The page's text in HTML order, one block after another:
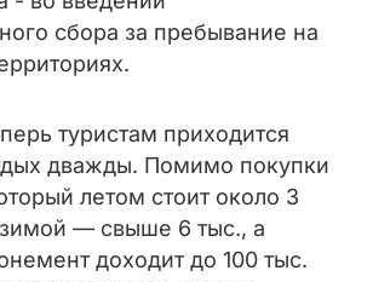
сбора за пребывание на
туристам приходится
дважды. Помимо покупки
летом стоит около 3
— свыше 6 тыс., а
доходит до 100 тыс.